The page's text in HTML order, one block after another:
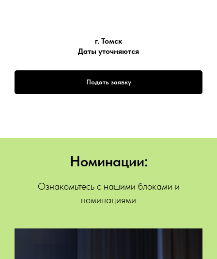
г. Томск
Даты уточняются
Подать заявку
Номинации:
Ознакомьтесь с нашими блоками и
номинациями